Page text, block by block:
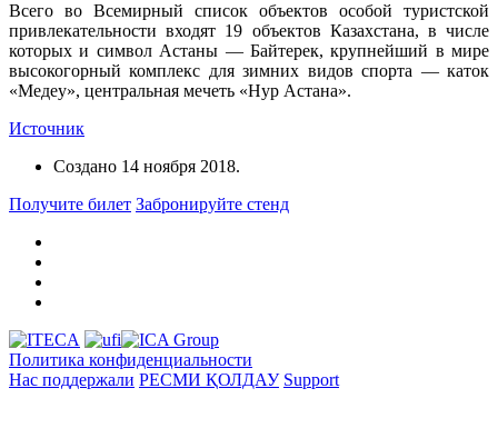
Всего во Всемирный список объектов особой туристской
привлекательности входят 19 объектов Казахстана, в числе
которых и символ Астаны — Байтерек, крупнейший в мире
высокогорный комплекс для зимних видов спорта — каток
«Медеу», центральная мечеть «Нур Астана».
Источник
Создано 14 ноября 2018.
Получите билет Забронируйте стенд
Политика конфиденциальности
Нас поддержали РЕСМИ ҚОЛДАУ Support